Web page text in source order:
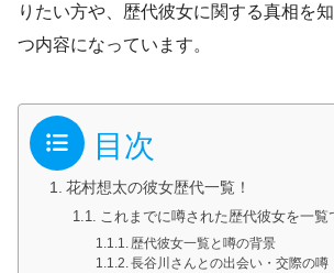
りたい方や、歴代彼女に関する真相を
つ内容になっています。
目次
花村想太の彼女歴代一覧！
これまでに噂された歴代彼女を一覧
歴代彼女一覧と噂の背景
長谷川さんとの出会い・交際の噂